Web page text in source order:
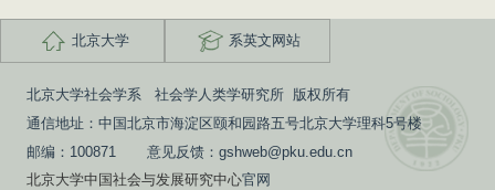
北京大学 系英文网站
北京大学社会学系 社会学人类学研究所 版权所有
通信地址：中国北京市海淀区颐和园路五号北京大学理科5号楼
邮编：100871 意见反馈：gshweb@pku.edu.cn
北京大学中国社会与发展研究中心官网